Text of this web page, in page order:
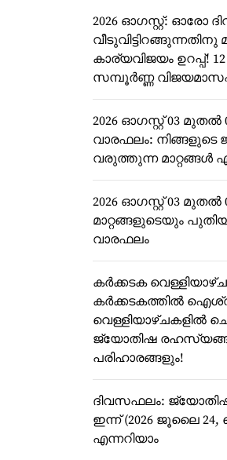
2026 ഓഗസ്റ്റ്: ഓരോ
കാര്യവിജയം ഉറപ്പ്!
സമ്പൂർണ്ണ
2026 ഓഗസ്റ്റ് 03
വാരഫലം: നിങ്ങളുടെ
വരുത്തുന്ന മാറ്റങ്ങൾ
2026 ഓഗസ്റ്റ് 03 മുതൽ
മാറ്റങ്ങളുടെയും
വാരഫലം
കർക്കടക
കർക്കടകത്തിൽ
വെള്ളിയാഴ്ചകളിൽ
ജ്യോതിഷ
പരിഹാരങ്ങളും!
ദിവസഫലം:
ഇന്ന്‌ (2026 ജൂലൈ 24,
എന്നറിയാം